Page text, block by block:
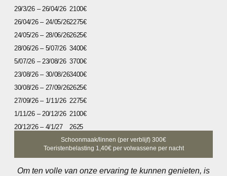
29/3/26 – 26/04/26
26/04/26 – 24/05/26
24/05/26 – 28/06/26
28/06/26 – 5/07/26
5/07/26 – 23/08/26
23/08/26 – 30/08/26
30/08/26 – 27/09/26
27/09/26 – 1/11/26
1/11/26 – 20/12/26
20/12/26 – 4/1/27
2100€
2275€
2625€
3400€
3700€
3400€
2625€
2275€
2100€
2625
Schoonmaak/linnen (per verblijf) 300€
Toeristenbelasting 1,40€ per volwassene per nacht
Om ten volle van onze ervaring te kunnen genieten, is